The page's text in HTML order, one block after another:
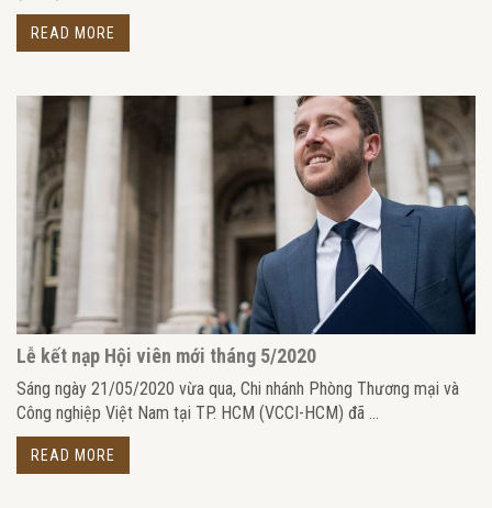
READ MORE
Lễ kết nạp Hội viên mới tháng 5/2020
Sáng ngày 21/05/2020 vừa qua, Chi nhánh Phòng Thương mại và
Công nghiệp Việt Nam tại TP. HCM (VCCI-HCM) đã ...
READ MORE